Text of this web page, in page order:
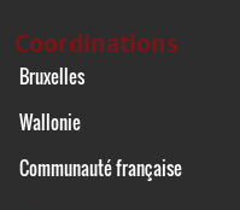
Coordinations
Bruxelles
Wallonie
Communauté française